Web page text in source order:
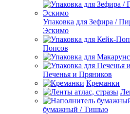
Упаковка для Зефира /
Эскимо
Попсов
Печенья и Пряников
Креманки
бумажный / Тишью